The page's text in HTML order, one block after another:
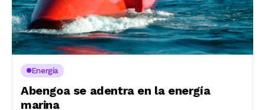
Energía
Abengoa se adentra en la energía
marina